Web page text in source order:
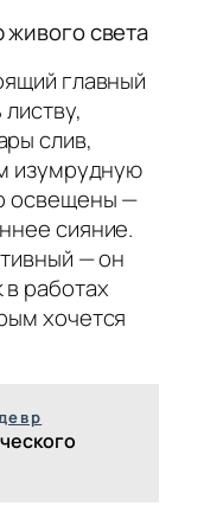
света
главный
слив,
изумрудную
освещены —
сияние.
— он
работах
хочется